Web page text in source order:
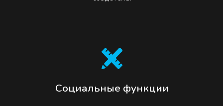
Социальные функции